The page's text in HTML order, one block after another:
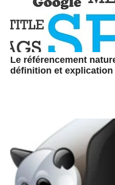
Le référencement
définition et explication